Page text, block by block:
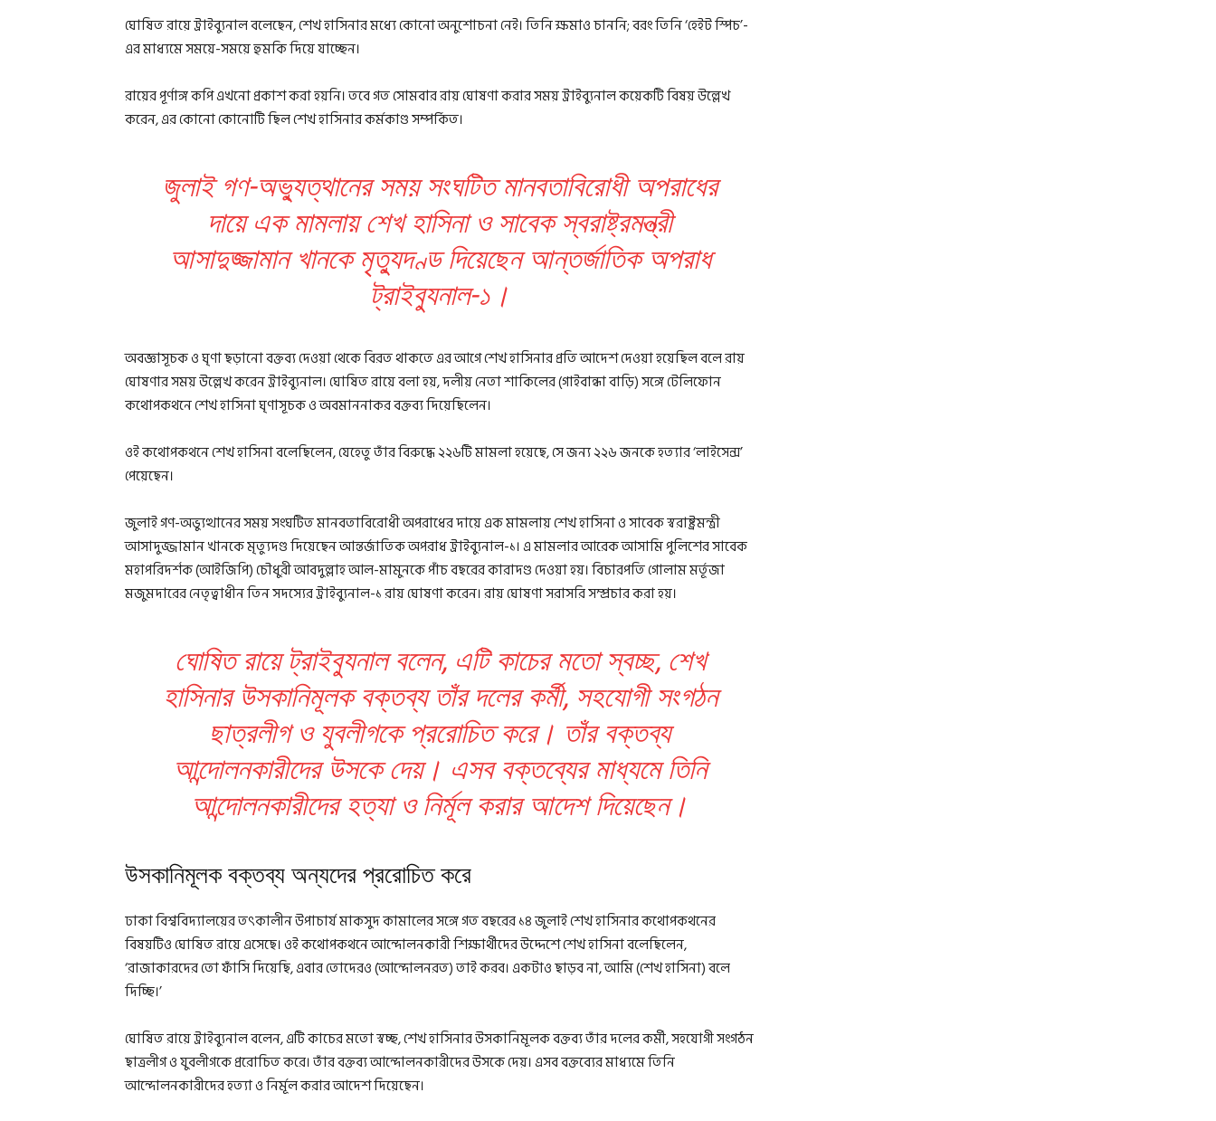
ঘোষিত রায়ে ট্রাইব্যুনাল বলেছেন, শেখ হাসিনার মধ্যে কোনো অনুশোচনা নেই। তিনি ক্ষমাও চাননি; বরং তিনি ‘হেইট স্পিচ’-
এর মাধ্যমে সময়ে-সময়ে হুমকি দিয়ে যাচ্ছেন।
রায়ের পূর্ণাঙ্গ কপি এখনো প্রকাশ করা হয়নি। তবে গত সোমবার রায় ঘোষণা করার সময় ট্রাইব্যুনাল কয়েকটি বিষয় উল্লেখ
করেন, এর কোনো কোনোটি ছিল শেখ হাসিনার কর্মকাণ্ড সম্পর্কিত।
জুলাই গণ-অভ্যুত্থানের সময় সংঘটিত মানবতাবিরোধী অপরাধের
দায়ে এক মামলায় শেখ হাসিনা ও সাবেক স্বরাষ্ট্রমন্ত্রী
আসাদুজ্জামান খানকে মৃত্যুদণ্ড দিয়েছেন আন্তর্জাতিক অপরাধ
ট্রাইব্যুনাল-১।
অবজ্ঞাসূচক ও ঘৃণা ছড়ানো বক্তব্য দেওয়া থেকে বিরত থাকতে এর আগে শেখ হাসিনার প্রতি আদেশ দেওয়া হয়েছিল বলে রায়
ঘোষণার সময় উল্লেখ করেন ট্রাইব্যুনাল। ঘোষিত রায়ে বলা হয়, দলীয় নেতা শাকিলের (গাইবান্ধা বাড়ি) সঙ্গে টেলিফোন
কথোপকথনে শেখ হাসিনা ঘৃণাসূচক ও অবমাননাকর বক্তব্য দিয়েছিলেন।
ওই কথোপকথনে শেখ হাসিনা বলেছিলেন, যেহেতু তাঁর বিরুদ্ধে ২২৬টি মামলা হয়েছে, সে জন্য ২২৬ জনকে হত্যার ‘লাইসেন্স’
পেয়েছেন।
জুলাই গণ-অভ্যুত্থানের সময় সংঘটিত মানবতাবিরোধী অপরাধের দায়ে এক মামলায় শেখ হাসিনা ও সাবেক স্বরাষ্ট্রমন্ত্রী
আসাদুজ্জামান খানকে মৃত্যুদণ্ড দিয়েছেন আন্তর্জাতিক অপরাধ ট্রাইব্যুনাল-১। এ মামলার আরেক আসামি পুলিশের সাবেক
মহাপরিদর্শক (আইজিপি) চৌধুরী আবদুল্লাহ আল-মামুনকে পাঁচ বছরের কারাদণ্ড দেওয়া হয়। বিচারপতি গোলাম মর্তূজা
মজুমদারের নেতৃত্বাধীন তিন সদস্যের ট্রাইব্যুনাল-১ রায় ঘোষণা করেন। রায় ঘোষণা সরাসরি সম্প্রচার করা হয়।
ঘোষিত রায়ে ট্রাইব্যুনাল বলেন, এটি কাচের মতো স্বচ্ছ, শেখ
হাসিনার উসকানিমূলক বক্তব্য তাঁর দলের কর্মী, সহযোগী সংগঠন
ছাত্রলীগ ও যুবলীগকে প্ররোচিত করে। তাঁর বক্তব্য
আন্দোলনকারীদের উসকে দেয়। এসব বক্তব্যের মাধ্যমে তিনি
আন্দোলনকারীদের হত্যা ও নির্মূল করার আদেশ দিয়েছেন।
উসকানিমূলক বক্তব্য অন্যদের প্ররোচিত করে
ঢাকা বিশ্ববিদ্যালয়ের তৎকালীন উপাচার্য মাকসুদ কামালের সঙ্গে গত বছরের ১৪ জুলাই শেখ হাসিনার কথোপকথনের
বিষয়টিও ঘোষিত রায়ে এসেছে। ওই কথোপকথনে আন্দোলনকারী শিক্ষার্থীদের উদ্দেশে শেখ হাসিনা বলেছিলেন,
‘রাজাকারদের তো ফাঁসি দিয়েছি, এবার তোদেরও (আন্দোলনরত) তাই করব। একটাও ছাড়ব না, আমি (শেখ হাসিনা) বলে
দিচ্ছি।’
ঘোষিত রায়ে ট্রাইব্যুনাল বলেন, এটি কাচের মতো স্বচ্ছ, শেখ হাসিনার উসকানিমূলক বক্তব্য তাঁর দলের কর্মী, সহযোগী সংগঠন
ছাত্রলীগ ও যুবলীগকে প্ররোচিত করে। তাঁর বক্তব্য আন্দোলনকারীদের উসকে দেয়। এসব বক্তব্যের মাধ্যমে তিনি
আন্দোলনকারীদের হত্যা ও নির্মূল করার আদেশ দিয়েছেন।